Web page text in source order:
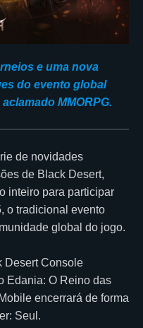
e uma nova
do evento global
MMORPG.
de novidades
de Black Desert,
inteiro para participar
o tradicional evento
global do jogo.
Desert Console
Edania: O Reino das
encerrará de forma
Seul.